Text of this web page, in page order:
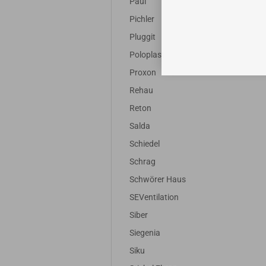
Filter passend
Pichler
Pluggit
Poloplast
Proxon
Rehau
Reton
Salda
Schiedel
Schrag
Schwörer Haus
SEVentilation
Siber
Siegenia
Siku